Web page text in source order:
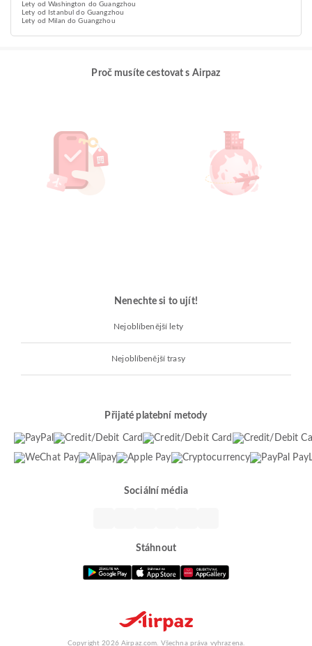
Lety od Washington do Guangzhou
Lety od Istanbul do Guangzhou
Lety od Milan do Guangzhou
Proč musíte cestovat s Airpaz
Nenechte si to ujít!
Nejoblíbenější lety
Nejoblíbenější trasy
Přijaté platební metody
Sociální média
Stáhnout
Copyright 2026 Airpaz.com. Všechna práva vyhrazena.